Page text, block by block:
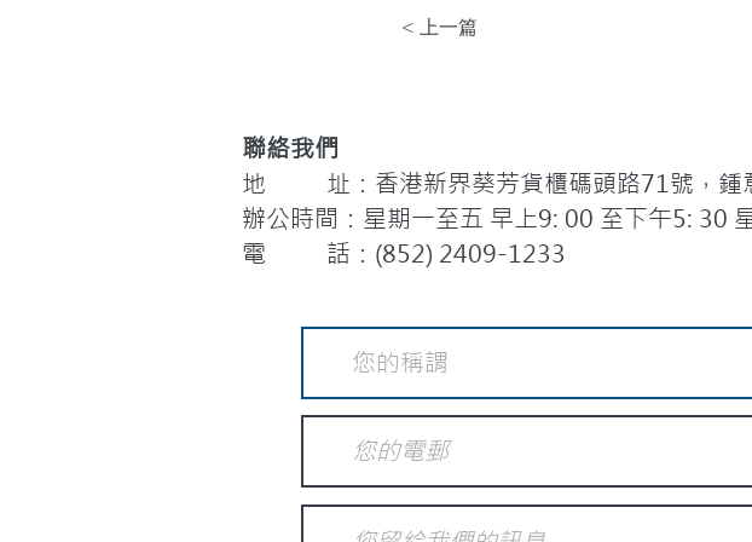
< 上一篇
聯絡我們
地 址：香港新界葵芳貨櫃碼頭路71號，鍾
辦公時間：星期一至五 早上9: 00 至下午5: 30
電 話：(852) 2409-1233